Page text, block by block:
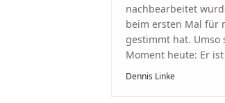
nachbearbeitet
beim ersten Mal für
gestimmt hat. Umso
Moment heute: Er
geworden. Ein
Dennis Linke